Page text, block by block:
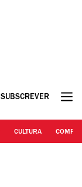
SUBSCREVER
CULTURA